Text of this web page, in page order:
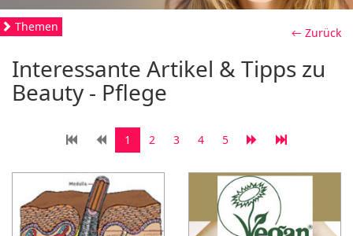
Themen ← Zurück
Interessante Artikel & Tipps zu
Beauty - Pflege
1 2 3 4 5